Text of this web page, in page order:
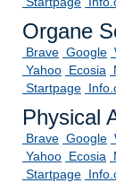
Organe
Brave Google
Yahoo Ecosia
Startpage
Physical
Brave Google
Yahoo Ecosia
Startpage